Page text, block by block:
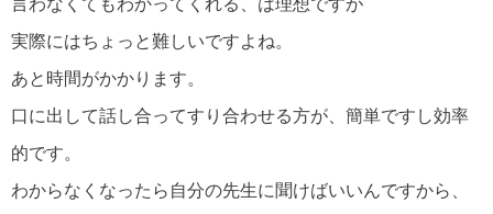
実際にはちょっと難しいですよね。
あと時間がかかります。
口に出して話し合ってすり合わせる方が、簡単ですし効率
的です。
わからなくなったら自分の先生に聞けばいいんですから、